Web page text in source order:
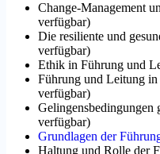
Change-Management
verfügbar)
Die resiliente und
verfügbar)
Ethik in Führung und
Führung und Leitung in
verfügbar)
Gelingensbedingungen
verfügbar)
Grundlagen der
Haltung und Rolle der